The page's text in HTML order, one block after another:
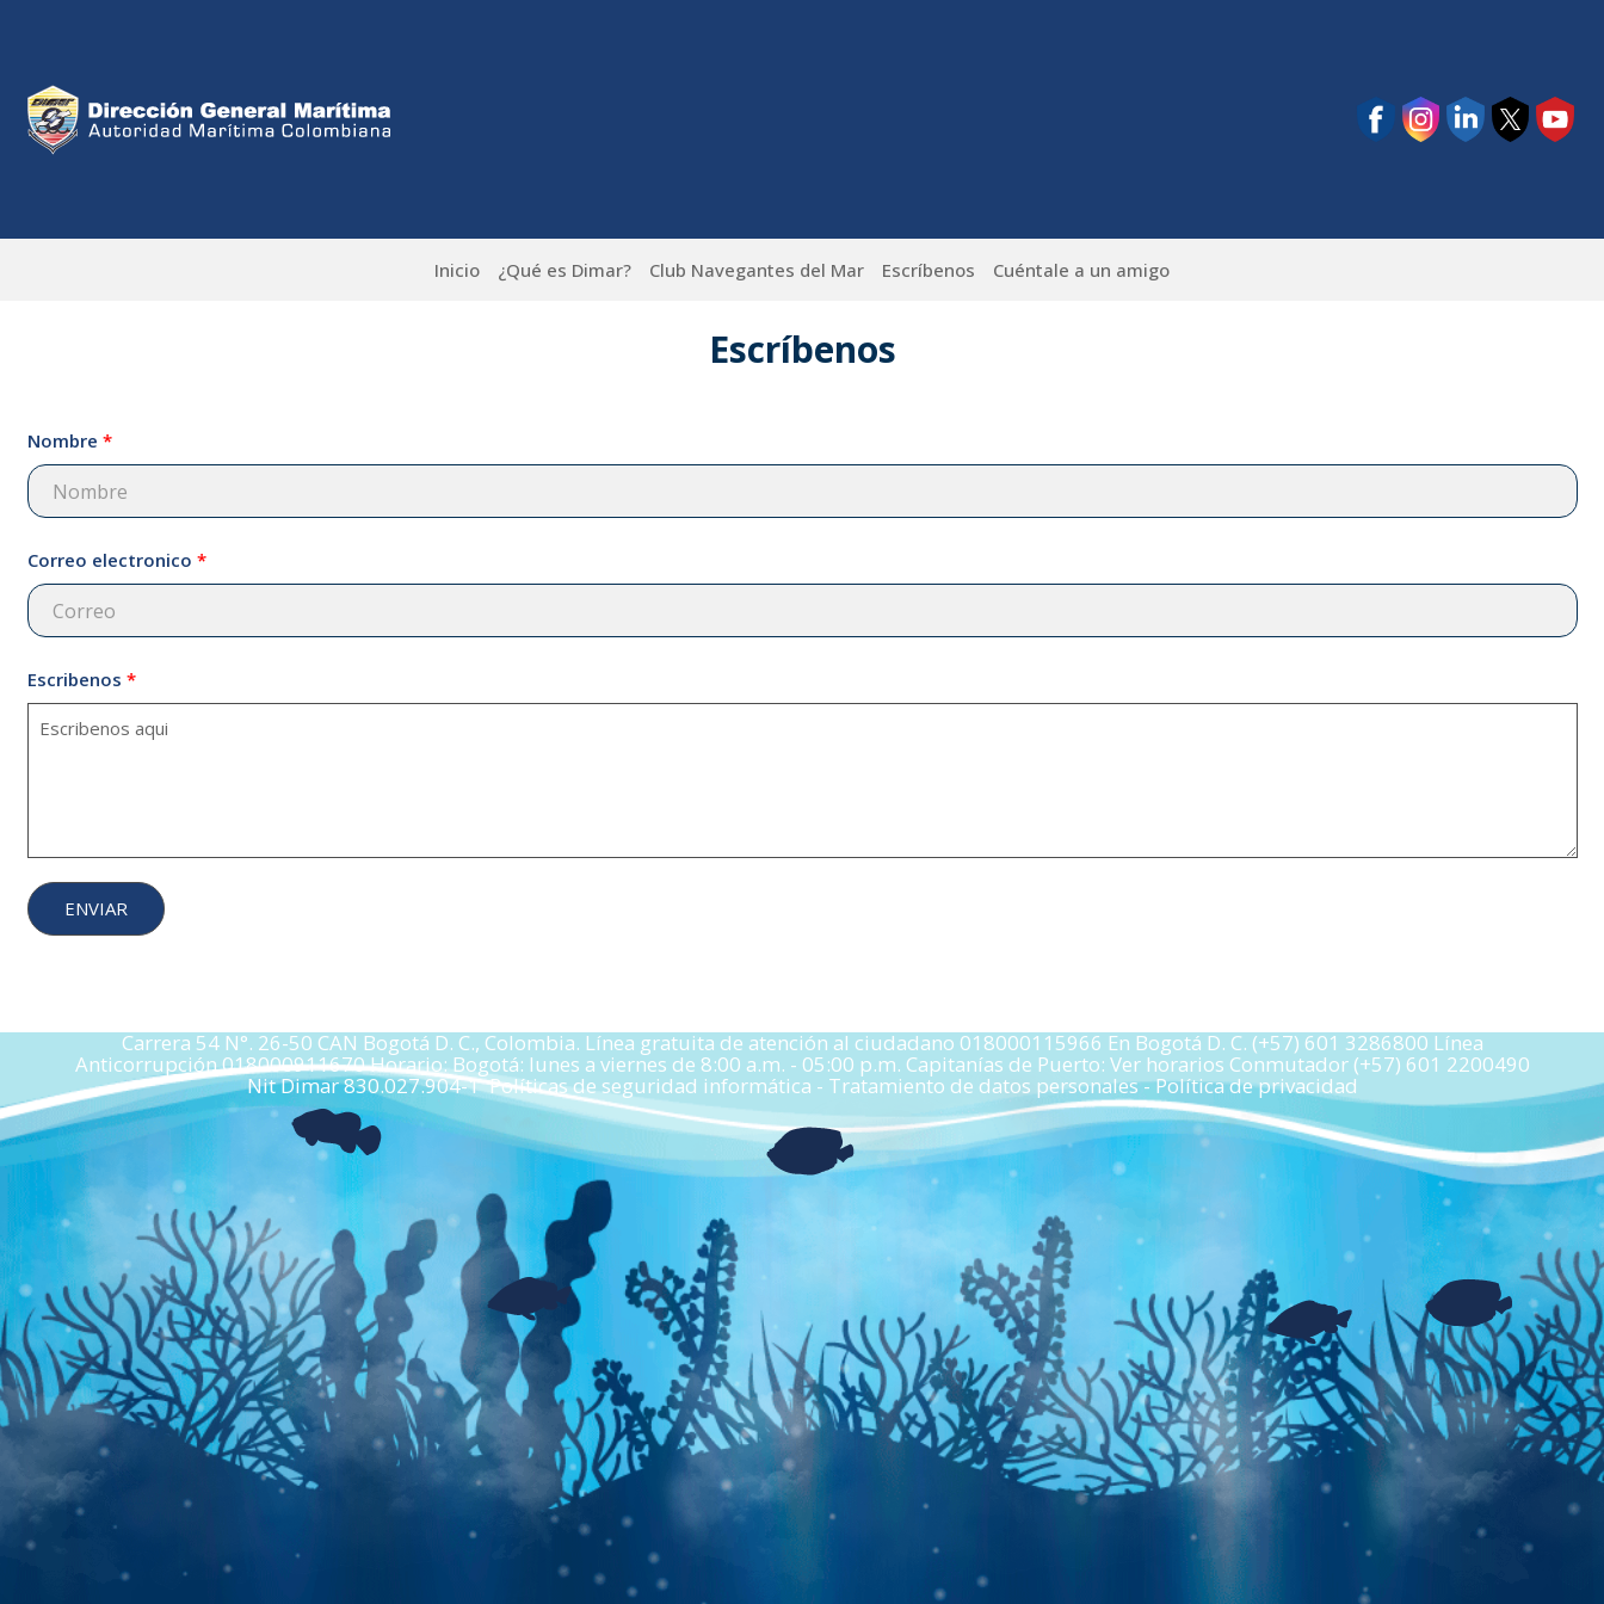
principal
Inicio ¿Qué es Dimar? Club Navegantes del Mar Escríbenos Cuéntale a un amigo
Escríbenos
Nombre
Correo electronico
Escribenos
Carrera 54 N°. 26-50 CAN Bogotá D. C., Colombia. Línea gratuita de atención al ciudadano 018000115966 En Bogotá D. C. (+57) 601 3286800 Línea
Anticorrupción 018000911670 Horario: Bogotá: lunes a viernes de 8:00 a.m. - 05:00 p.m. Capitanías de Puerto: Ver horarios Conmutador (+57) 601 2200490
Nit Dimar 830.027.904-1 Políticas de seguridad informática - Tratamiento de datos personales - Política de privacidad